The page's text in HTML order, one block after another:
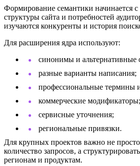
Формирование семантики начинается с
структуры сайта и потребностей
изучаются конкуренты и история
Для расширения ядра используют:
синонимы и альтернативные
разные варианты написания;
профессиональные термины
коммерческие модификаторы;
сервисные уточнения;
региональные привязки.
Для крупных проектов важно не
количество запросов, а
регионам и продуктам.